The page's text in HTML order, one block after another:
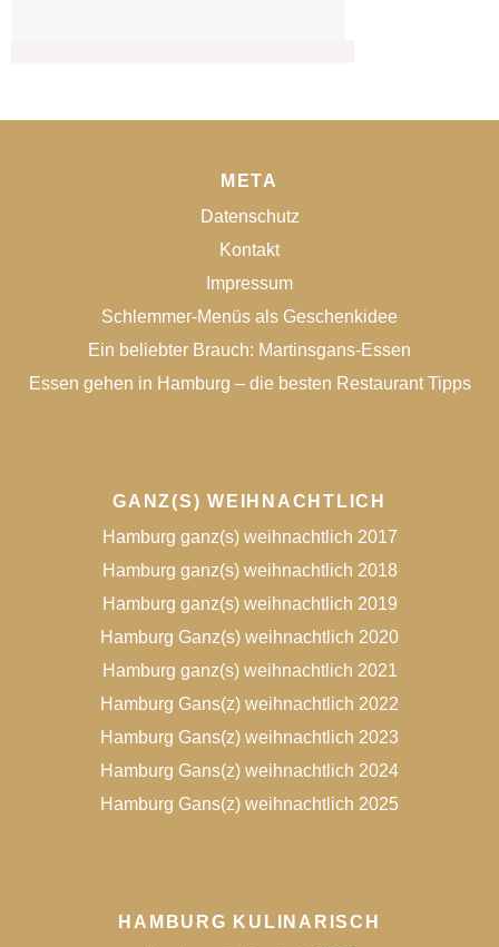
META
Datenschutz
Kontakt
Impressum
Schlemmer-Menüs als Geschenkidee
Ein beliebter Brauch: Martinsgans-Essen
Essen gehen in Hamburg – die besten Restaurant Tipps
GANZ(S) WEIHNACHTLICH
Hamburg ganz(s) weihnachtlich 2017
Hamburg ganz(s) weihnachtlich 2018
Hamburg ganz(s) weihnachtlich 2019
Hamburg Ganz(s) weihnachtlich 2020
Hamburg ganz(s) weihnachtlich 2021
Hamburg Gans(z) weihnachtlich 2022
Hamburg Gans(z) weihnachtlich 2023
Hamburg Gans(z) weihnachtlich 2024
Hamburg Gans(z) weihnachtlich 2025
HAMBURG KULINARISCH